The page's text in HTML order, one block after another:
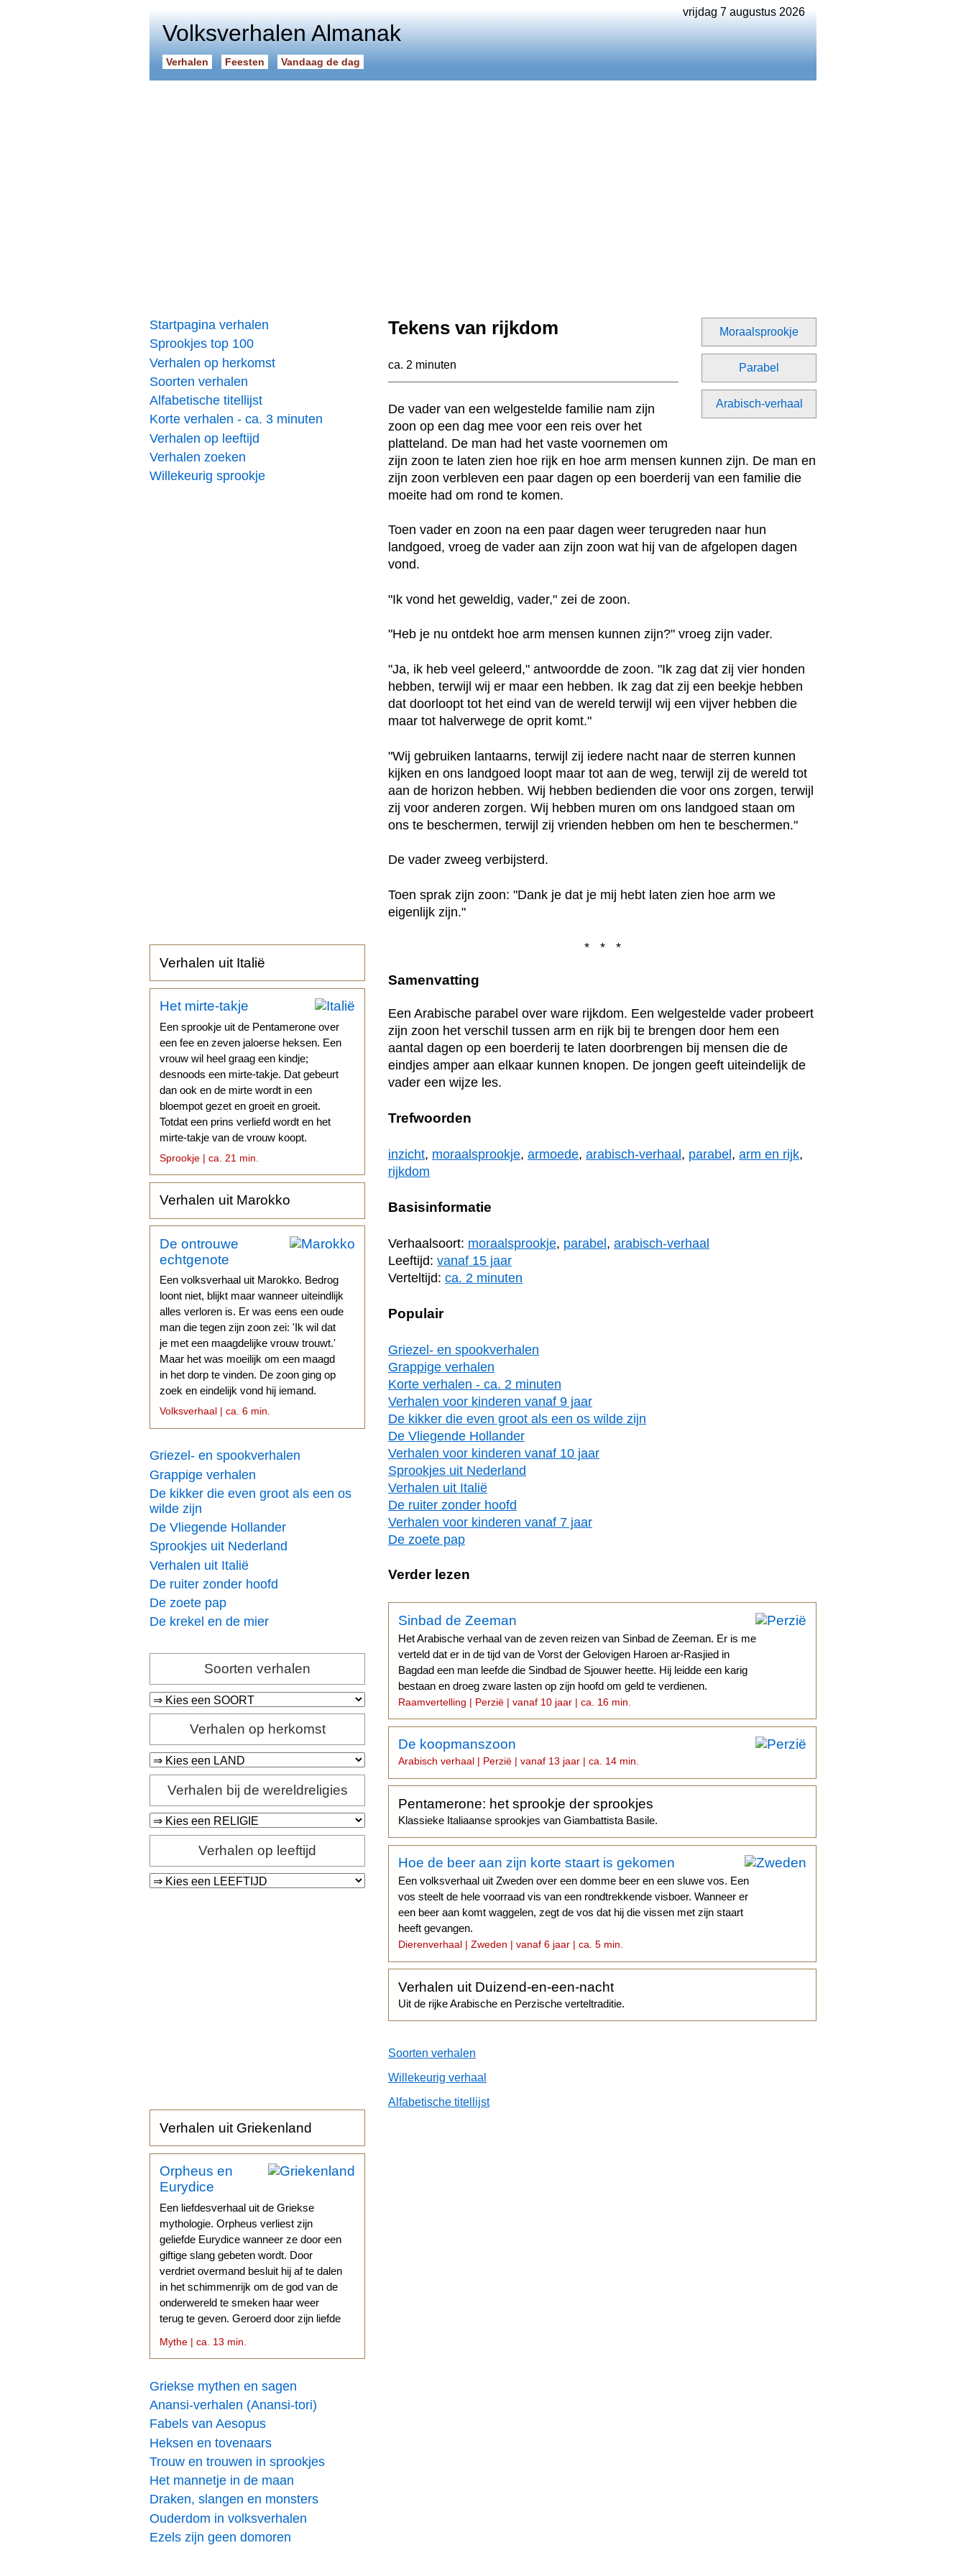
vrijdag 7 augustus 2026
Volksverhalen Almanak
Verhalen Feesten Vandaag de dag
Startpagina verhalen
Sprookjes top 100
Verhalen op herkomst
Soorten verhalen
Alfabetische titellijst
Korte verhalen - ca. 3 minuten
Verhalen op leeftijd
Verhalen zoeken
Willekeurig sprookje
Verhalen uit Italië
Het mirte-takje
Een sprookje uit de Pentamerone over
een fee en zeven jaloerse heksen. Een
vrouw wil heel graag een kindje;
desnoods een mirte-takje. Dat gebeurt
dan ook en de mirte wordt in een
bloempot gezet en groeit en groeit.
Totdat een prins verliefd wordt en het
mirte-takje van de vrouw koopt.
Sprookje | ca. 21 min.
Verhalen uit Marokko
De ontrouwe
echtgenote
Een volksverhaal uit Marokko. Bedrog
loont niet, blijkt maar wanneer uiteindlijk
alles verloren is. Er was eens een oude
man die tegen zijn zoon zei: 'Ik wil dat
je met een maagdelijke vrouw trouwt.'
Maar het was moeilijk om een maagd
in het dorp te vinden. De zoon ging op
zoek en eindelijk vond hij iemand.
Volksverhaal | ca. 6 min.
Griezel- en spookverhalen
Grappige verhalen
De kikker die even groot als een os
wilde zijn
De Vliegende Hollander
Sprookjes uit Nederland
Verhalen uit Italië
De ruiter zonder hoofd
De zoete pap
De krekel en de mier
Soorten verhalen
Verhalen op herkomst
Verhalen bij de wereldreligies
Verhalen op leeftijd
Verhalen uit Griekenland
Orpheus en
Eurydice
Een liefdesverhaal uit de Griekse
mythologie. Orpheus verliest zijn
geliefde Eurydice wanneer ze door een
giftige slang gebeten wordt. Door
verdriet overmand besluit hij af te dalen
in het schimmenrijk om de god van de
onderwereld te smeken haar weer
terug te geven. Geroerd door zijn liefde
Mythe | ca. 13 min.
Griekse mythen en sagen
Anansi-verhalen (Anansi-tori)
Fabels van Aesopus
Heksen en tovenaars
Trouw en trouwen in sprookjes
Het mannetje in de maan
Draken, slangen en monsters
Ouderdom in volksverhalen
Ezels zijn geen domoren
Moraalsprookje
Parabel
Arabisch-verhaal
Tekens van rijkdom
ca. 2 minuten
De vader van een welgestelde familie nam zijn
zoon op een dag mee voor een reis over het
platteland. De man had het vaste voornemen om
zijn zoon te laten zien hoe rijk en hoe arm mensen kunnen zijn. De man en
zijn zoon verbleven een paar dagen op een boerderij van een familie die
moeite had om rond te komen.
Toen vader en zoon na een paar dagen weer terugreden naar hun
landgoed, vroeg de vader aan zijn zoon wat hij van de afgelopen dagen
vond.
"Ik vond het geweldig, vader," zei de zoon.
"Heb je nu ontdekt hoe arm mensen kunnen zijn?" vroeg zijn vader.
"Ja, ik heb veel geleerd," antwoordde de zoon. "Ik zag dat zij vier honden
hebben, terwijl wij er maar een hebben. Ik zag dat zij een beekje hebben
dat doorloopt tot het eind van de wereld terwijl wij een vijver hebben die
maar tot halverwege de oprit komt."
"Wij gebruiken lantaarns, terwijl zij iedere nacht naar de sterren kunnen
kijken en ons landgoed loopt maar tot aan de weg, terwijl zij de wereld tot
aan de horizon hebben. Wij hebben bedienden die voor ons zorgen, terwijl
zij voor anderen zorgen. Wij hebben muren om ons landgoed staan om
ons te beschermen, terwijl zij vrienden hebben om hen te beschermen."
De vader zweeg verbijsterd.
Toen sprak zijn zoon: "Dank je dat je mij hebt laten zien hoe arm we
eigenlijk zijn."
* * *
Samenvatting
Een Arabische parabel over ware rijkdom. Een welgestelde vader probeert
zijn zoon het verschil tussen arm en rijk bij te brengen door hem een
aantal dagen op een boerderij te laten doorbrengen bij mensen die de
eindjes amper aan elkaar kunnen knopen. De jongen geeft uiteindelijk de
vader een wijze les.
Trefwoorden
inzicht, moraalsprookje, armoede, arabisch-verhaal , parabel , arm en rijk,
rijkdom
Basisinformatie
Verhaalsoort: moraalsprookje, parabel, arabisch-verhaal
Leeftijd: vanaf 15 jaar
Verteltijd: ca. 2 minuten
Populair
Griezel- en spookverhalen
Grappige verhalen
Korte verhalen - ca. 2 minuten
Verhalen voor kinderen vanaf 9 jaar
De kikker die even groot als een os wilde zijn
De Vliegende Hollander
Verhalen voor kinderen vanaf 10 jaar
Sprookjes uit Nederland
Verhalen uit Italië
De ruiter zonder hoofd
Verhalen voor kinderen vanaf 7 jaar
De zoete pap
Verder lezen
Sinbad de Zeeman
Het Arabische verhaal van de zeven reizen van Sinbad de Zeeman. Er is me
verteld dat er in de tijd van de Vorst der Gelovigen Haroen ar-Rasjied in
Bagdad een man leefde die Sindbad de Sjouwer heette. Hij leidde een karig
bestaan en droeg zware lasten op zijn hoofd om geld te verdienen.
Raamvertelling | Perzië | vanaf 10 jaar | ca. 16 min.
De koopmanszoon
Arabisch verhaal | Perzië | vanaf 13 jaar | ca. 14 min.
Pentamerone: het sprookje der sprookjes
Klassieke Italiaanse sprookjes van Giambattista Basile.
Hoe de beer aan zijn korte staart is gekomen
Een volksverhaal uit Zweden over een domme beer en een sluwe vos. Een
vos steelt de hele voorraad vis van een rondtrekkende visboer. Wanneer er
een beer aan komt waggelen, zegt de vos dat hij die vissen met zijn staart
heeft gevangen.
Dierenverhaal | Zweden | vanaf 6 jaar | ca. 5 min.
Verhalen uit Duizend-en-een-nacht
Uit de rijke Arabische en Perzische verteltraditie.
Soorten verhalen
Willekeurig verhaal
Alfabetische titellijst